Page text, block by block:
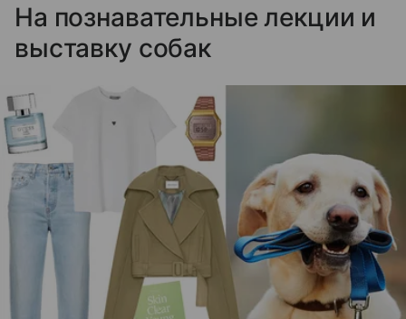
На познавательные лекции и
выставку собак